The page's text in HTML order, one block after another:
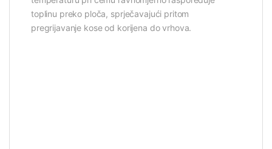
toplinu preko ploča, sprječavajući pritom
pregrijavanje kose od korijena do vrhova.